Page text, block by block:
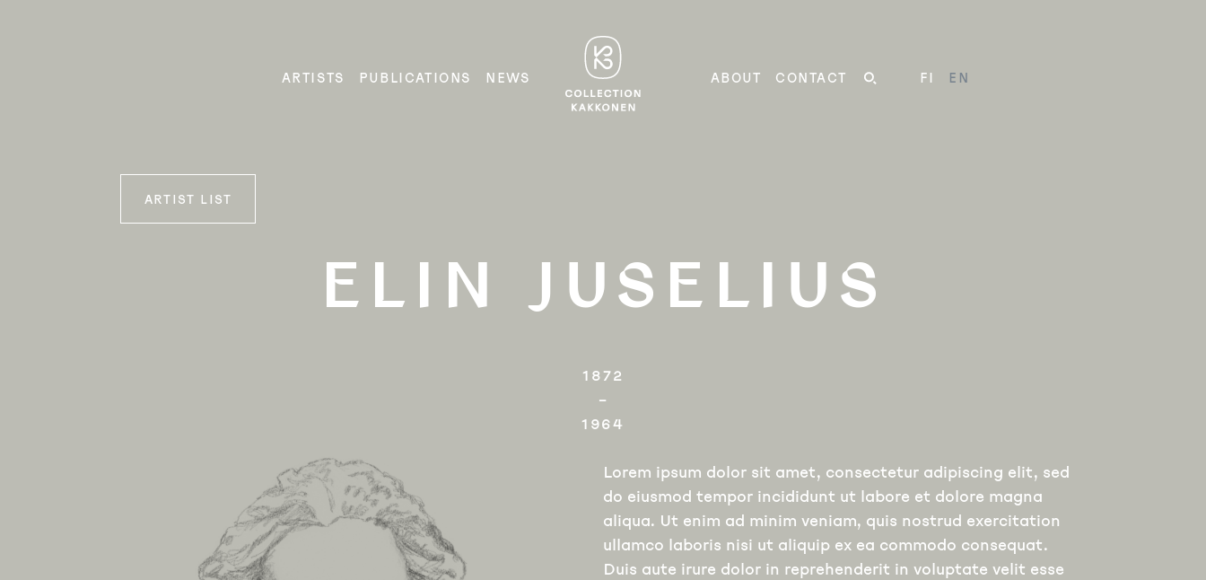
COLLECTION
KAKKONEN
Masters of
Glass and
ARTISTS PUBLICATIONS NEWS ABOUT
CONTACT
FI EN
ARTIST LIST
ELIN JUSELIUS
1872
–
1964
Lorem ipsum dolor sit amet, consectetur adipiscing elit, sed
do eiusmod tempor incididunt ut labore et dolore magna
aliqua. Ut enim ad minim veniam, quis nostrud exercitation
ullamco laboris nisi ut aliquip ex ea commodo consequat.
Duis aute irure dolor in reprehenderit in voluptate velit esse